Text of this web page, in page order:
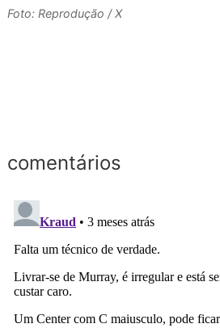
Foto: Reprodução / X
comentários